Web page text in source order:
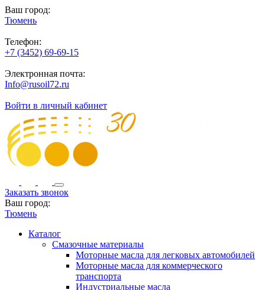
Ваш город:
Тюмень
Телефон:
+7 (3452) 69-69-15
Электронная почта:
Info@rusoil72.ru
Войти в личный кабинет
Заказать звонок
Ваш город:
Тюмень
Каталог
Смазочные материалы
Моторные масла для легковых автомобилей
Моторные масла для коммерческого
транспорта
Индустриальные масла